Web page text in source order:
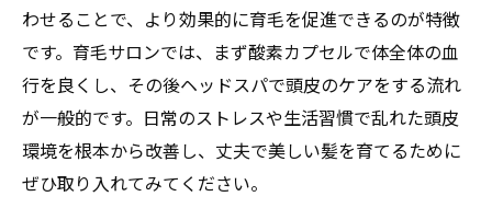
わせることで、より効果的に育毛を促進できるのが特徴
です。育毛サロンでは、まず酸素カプセルで体全体の血
行を良くし、その後ヘッドスパで頭皮のケアをする流れ
が一般的です。日常のストレスや生活習慣で乱れた頭皮
環境を根本から改善し、丈夫で美しい髪を育てるために
ぜひ取り入れてみてください。